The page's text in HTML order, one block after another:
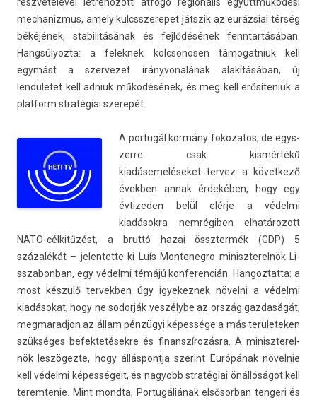
mech­aniz­mus, amely kulcsszerepet játszik az eurázsiai térség
békéjének, stabilitásának és fejlődésének fenntar­tásában.
Han­gsúlyoz­ta: a felek­nek kölcsönösen támogat­niuk kell
egymást a szer­vezet ir­ányvonalának alakításában, új
lendületet kell ad­niuk működésének, és meg kell erősíteniük a
plat­form stratégiai szerepét.
A por­tugál kormány fokozatos, de egys­
zerre csak kismértékű
kiadásemeléseket ter­vez a követ­kező
évekb­en annak érdekében, hogy egy
évtized­en belül elérje a védelmi
kiadásokra nemrégiben el­határozott
NATO-célkitűzést, a bruttó hazai összter­mék (GDP) 5
százalékát – jelen­tette ki Luís Mon­teneg­ro miniszterel­nök Li­
sszabon­ban, egy védelmi témájú kon­feren­cián. Han­goz­tatta: a
most készülő ter­vekb­en úgy igyekez­nek növelni a védelmi
kiadásokat, hogy ne sodor­ják veszélybe az ország gaz­daságát,
meg­marad­jon az állam pénzügyi képessége a más területek­en
szükséges be­fek­tetések­re és fin­anszírozás­ra. A miniszterel­
nök leszögezte, hogy állás­pontja szerint Európának növel­nie
kell védelmi képességeit, és nagyobb stratégiai önállóságot kell
terem­tenie. Mint mondta, Por­tugáliának el­sősor­ban ten­geri és